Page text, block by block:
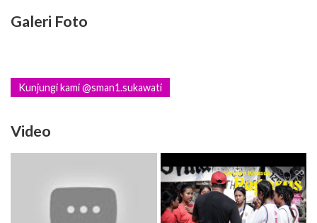
Galeri Foto
Kunjungi kami @sman1.sukawati
Video